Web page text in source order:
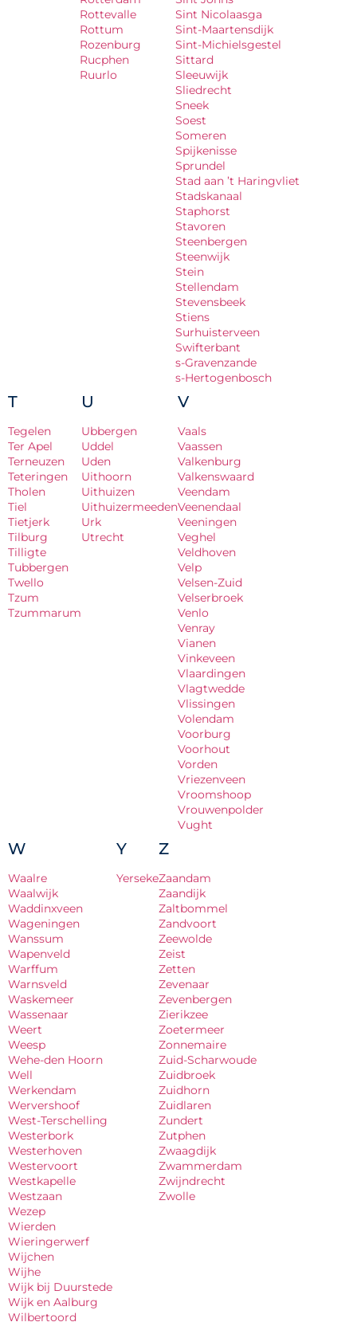
Rottevalle
Rottum
Rozenburg
Rucphen
Ruurlo
Sint Nicolaasga
Sint-Maartensdijk
Sint-Michielsgestel
Sittard
Sleeuwijk
Sliedrecht
Sneek
Soest
Someren
Spijkenisse
Sprundel
Stad aan ’t Haringvliet
Stadskanaal
Staphorst
Stavoren
Steenbergen
Steenwijk
Stein
Stellendam
Stevensbeek
Stiens
Surhuisterveen
Swifterbant
s-Gravenzande
s-Hertogenbosch
T
Tegelen
Ter Apel
Terneuzen
Teteringen
Tholen
Tiel
Tietjerk
Tilburg
Tilligte
Tubbergen
Twello
Tzum
Tzummarum
U
Ubbergen
Uddel
Uden
Uithoorn
Uithuizen
Uithuizermeeden
Urk
Utrecht
V
Vaals
Vaassen
Valkenburg
Valkenswaard
Veendam
Veenendaal
Veeningen
Veghel
Veldhoven
Velp
Velsen-Zuid
Velserbroek
Venlo
Venray
Vianen
Vinkeveen
Vlaardingen
Vlagtwedde
Vlissingen
Volendam
Voorburg
Voorhout
Vorden
Vriezenveen
Vroomshoop
Vrouwenpolder
Vught
W
Waalre
Waalwijk
Waddinxveen
Wageningen
Wanssum
Wapenveld
Warffum
Warnsveld
Waskemeer
Wassenaar
Weert
Weesp
Wehe-den Hoorn
Well
Werkendam
Wervershoof
West-Terschelling
Westerbork
Westerhoven
Westervoort
Westkapelle
Westzaan
Wezep
Wierden
Wieringerwerf
Wijchen
Wijhe
Wijk bij Duurstede
Wijk en Aalburg
Wilbertoord
Y
Yerseke
Z
Zaandam
Zaandijk
Zaltbommel
Zandvoort
Zeewolde
Zeist
Zetten
Zevenaar
Zevenbergen
Zierikzee
Zoetermeer
Zonnemaire
Zuid-Scharwoude
Zuidbroek
Zuidhorn
Zuidlaren
Zundert
Zutphen
Zwaagdijk
Zwammerdam
Zwijndrecht
Zwolle